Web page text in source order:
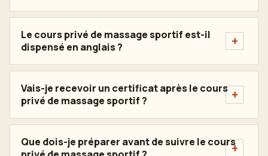
Le cours privé de massage sportif est-il
dispensé en anglais ?
Vais-je recevoir un certificat après le cours
privé de massage sportif ?
Que dois-je préparer avant de suivre le cours